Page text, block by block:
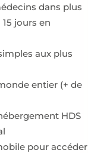
dans plus
jours en
aux plus
entier (+ de
HDS
pour accéder